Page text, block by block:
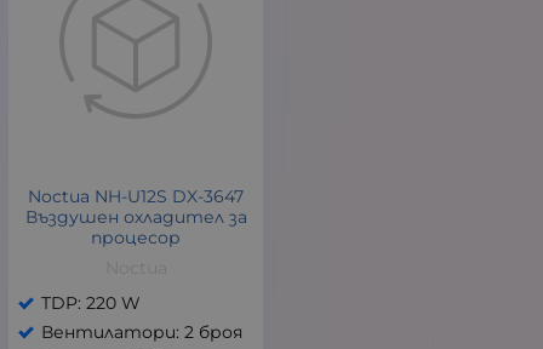
Noctua NH-U12S DX-3647
Въздушен охладител за
процесор
TDP: 220 W
Вентилатори: 2 броя